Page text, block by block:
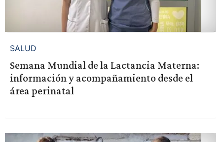
SALUD
Semana Mundial de la Lactancia Materna:
información y acompañamiento desde el
área perinatal